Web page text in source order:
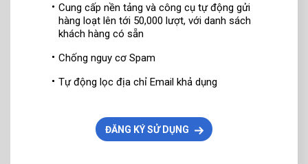
Cung cấp nền tảng và công cụ tự động gửi
hàng loạt lên tới 50,000 lượt, với danh sách
khách hàng có sẵn
Chống nguy cơ Spam
Tự động lọc địa chỉ Email khả dụng
ĐĂNG KÝ SỬ DỤNG